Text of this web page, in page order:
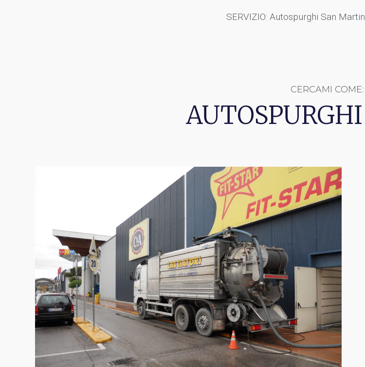
SERVIZIO: Autospurghi San
CERCAMI COME: